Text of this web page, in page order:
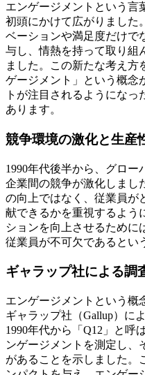
エンゲージメントという言
初頭にかけて広がりました
ベーションや満足度だけで
与し、情熱を持って取り組
ました。この新たな考え方
ゲージメント」という概念
トが注目されるようにな
あります。
競争環境の激化と生産
1990年代後半から、グロー
企業間の競争が激化しまし
の向上ではなく、従業員が
献できるかを重視するよう
ションを向上させるために
従業員が不可欠であるとい
ギャラップ社による調
エンゲージメントという概
ギャラップ社（Gallup）に
1990年代から「Q12」と呼
ンゲージメントを測定し、
があることを示しました。